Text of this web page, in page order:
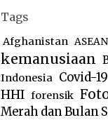
Tags
Afghanistan ASEAN
kemanusiaan
Indonesia Covid-19
HHI forensik
Merah dan Bulan